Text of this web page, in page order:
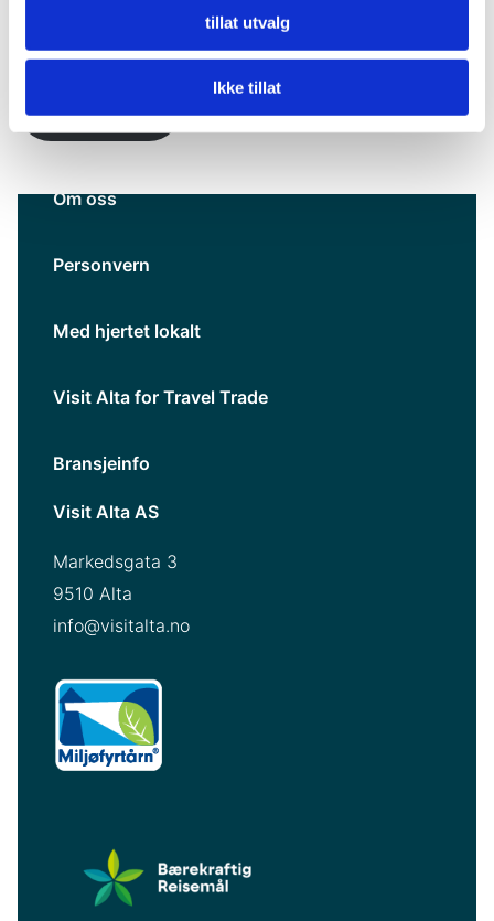
tillat utvalg
Ikke tillat
Om oss
Personvern
Med hjertet lokalt
Visit Alta for Travel Trade
Bransjeinfo
Visit Alta AS
Markedsgata 3
9510 Alta
info@visitalta.no